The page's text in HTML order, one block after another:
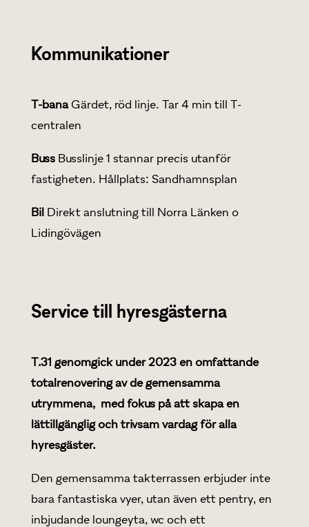
Kommunikationer
T-banaGärdet, röd linje. Tar 4 min till T-
centralen
BussBusslinje 1 stannar precis utanför
fastigheten. Hållplats: Sandhamnsplan
BilDirekt anslutning till Norra Länken o
Lidingövägen
Service till hyresgästerna
T.31 genomgick under 2023 en omfattande
totalrenovering av de gemensamma
utrymmena, med fokus på att skapa en
lättillgänglig och trivsam vardag för alla
hyresgäster.
Den gemensamma takterrassen erbjuder inte
bara fantastiska vyer, utan även ett pentry, en
inbjudande loungeyta, wc och ett